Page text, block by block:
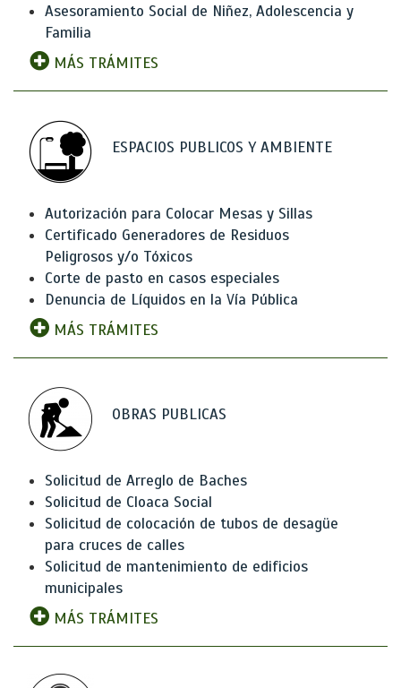
Asesoramiento Social de Niñez, Adolescencia y
Familia
MÁS TRÁMITES
ESPACIOS PUBLICOS Y AMBIENTE
Autorización para Colocar Mesas y Sillas
Certificado Generadores de Residuos
Peligrosos y/o Tóxicos
Corte de pasto en casos especiales
Denuncia de Líquidos en la Vía Pública
MÁS TRÁMITES
OBRAS PUBLICAS
Solicitud de Arreglo de Baches
Solicitud de Cloaca Social
Solicitud de colocación de tubos de desagüe
para cruces de calles
Solicitud de mantenimiento de edificios
municipales
MÁS TRÁMITES